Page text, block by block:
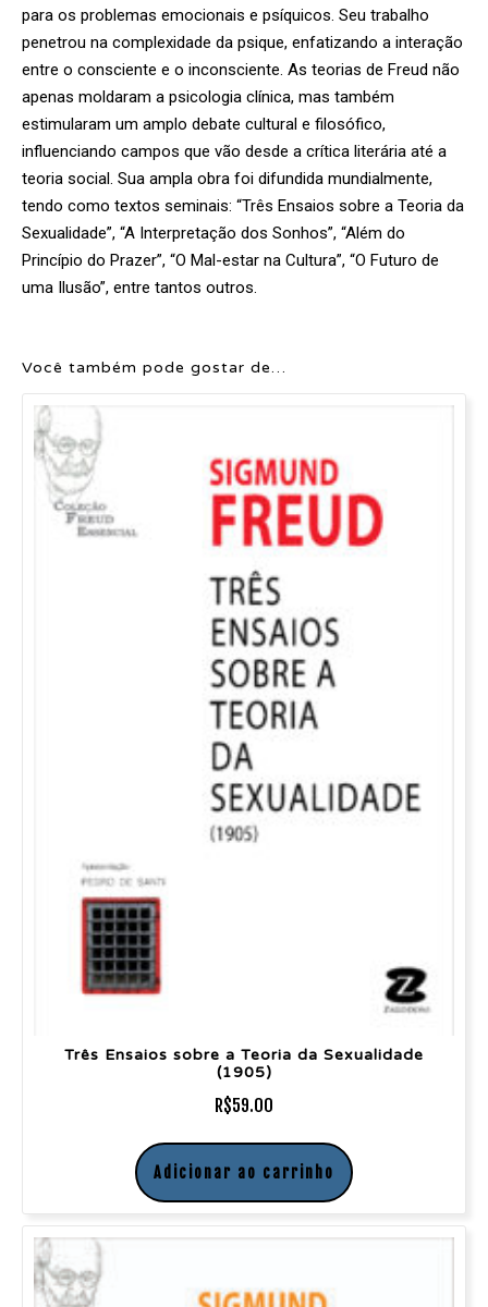
para os problemas emocionais e psíquicos. Seu trabalho
penetrou na complexidade da psique, enfatizando a interação
entre o consciente e o inconsciente. As teorias de Freud não
apenas moldaram a psicologia clínica, mas também
estimularam um amplo debate cultural e filosófico,
influenciando campos que vão desde a crítica literária até a
teoria social. Sua ampla obra foi difundida mundialmente,
tendo como textos seminais: “Três Ensaios sobre a Teoria da
Sexualidade”, “A Interpretação dos Sonhos”, “Além do
Princípio do Prazer”, “O Mal-estar na Cultura”, “O Futuro de
uma Ilusão”, entre tantos outros.
Você também pode gostar de…
Três Ensaios sobre a Teoria da Sexualidade
(1905)
R$59.00
Adicionar ao carrinho